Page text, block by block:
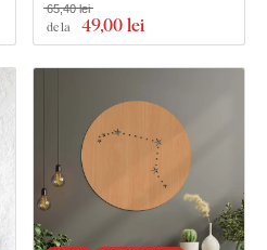
de la 49,00 lei
65,40 lei